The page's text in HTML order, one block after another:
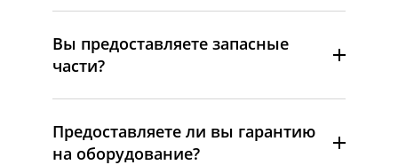
Вы предоставляете запасные
части?
Предоставляете ли вы гарантию
на оборудование?